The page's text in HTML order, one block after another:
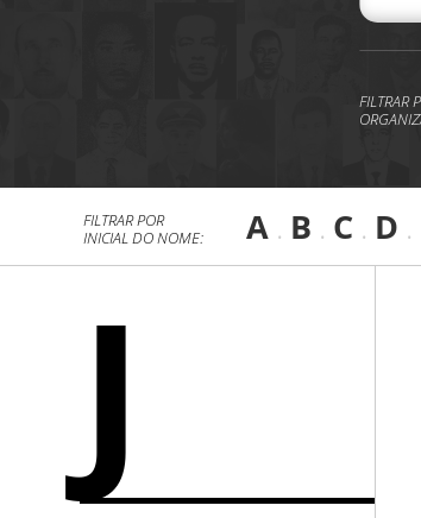
FILTRAR
FILTRAR POR
INICIAL DO NOME:
A . B . C . D .
J